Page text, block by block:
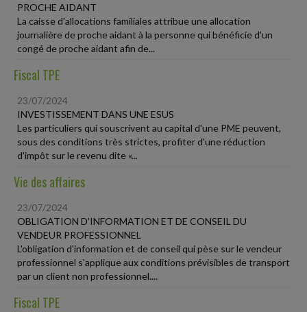
PROCHE AIDANT
La caisse d'allocations familiales attribue une allocation
journalière de proche aidant à la personne qui bénéficie d'un
congé de proche aidant afin de...
Fiscal TPE
23/07/2024
INVESTISSEMENT DANS UNE ESUS
Les particuliers qui souscrivent au capital d'une PME peuvent,
sous des conditions très strictes, profiter d'une réduction
d'impôt sur le revenu dite «...
Vie des affaires
23/07/2024
OBLIGATION D'INFORMATION ET DE CONSEIL DU
VENDEUR PROFESSIONNEL
L'obligation d'information et de conseil qui pèse sur le vendeur
professionnel s'applique aux conditions prévisibles de transport
par un client non professionnel....
Fiscal TPE